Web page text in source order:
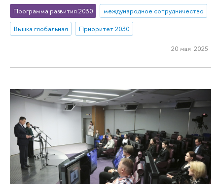
Программа развития 2030
международное сотрудничество
Вышка глобальная
Приоритет 2030
20 мая 2025